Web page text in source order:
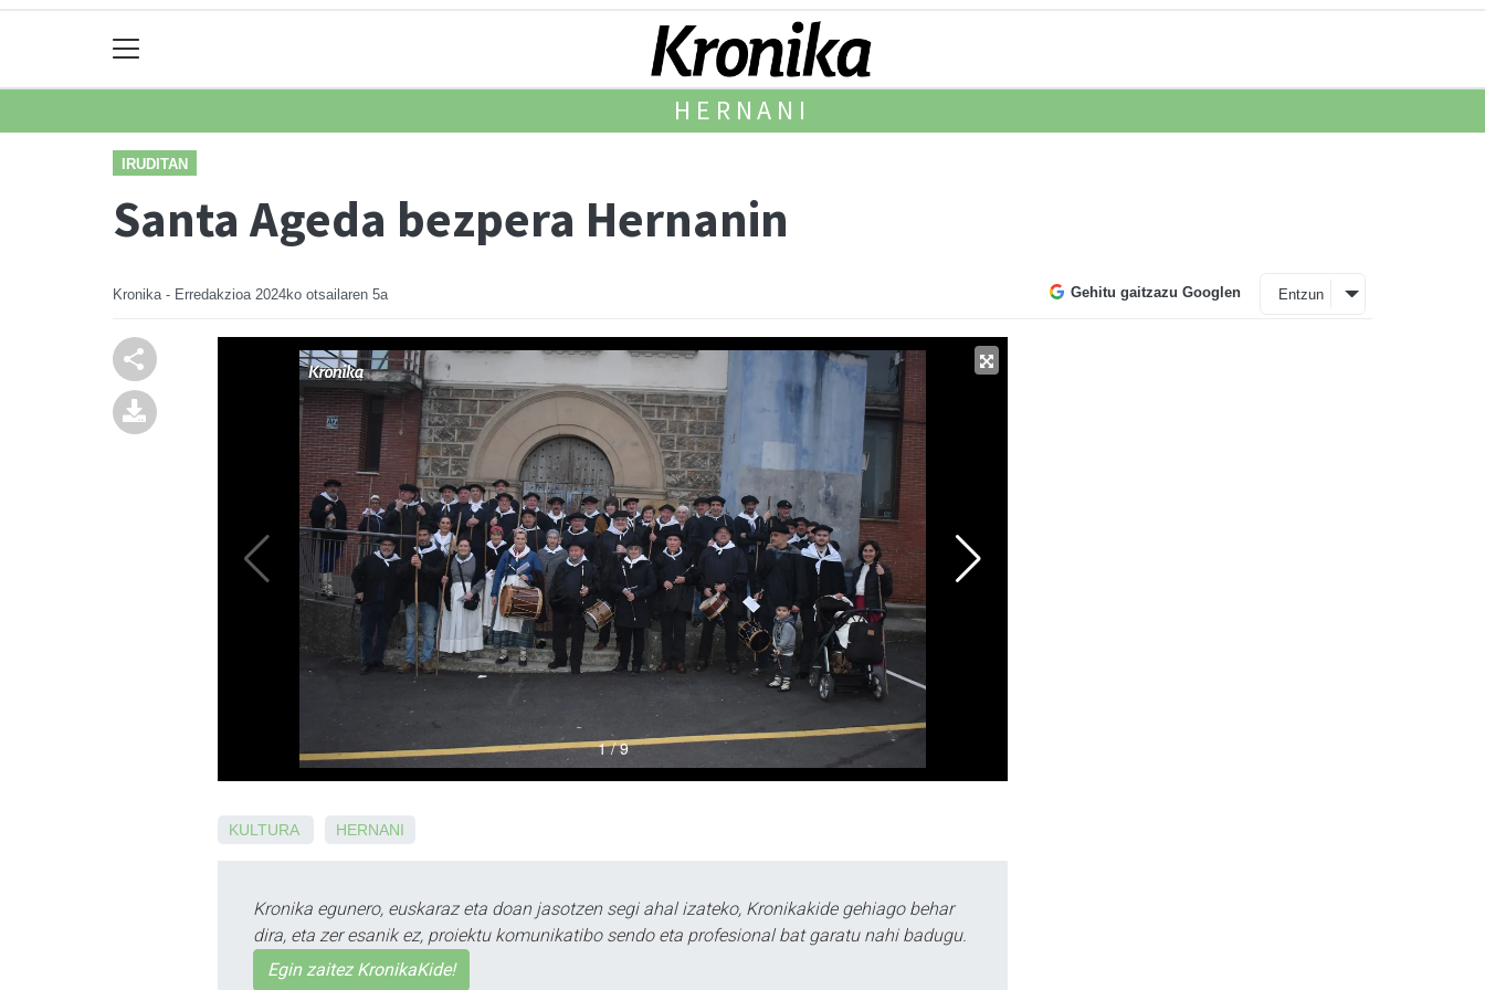
HERNANI
IRUDITAN
Santa Ageda bezpera Hernanin
Kronika - Erredakzioa 2024ko otsailaren 5a Gehitu gaitzazu Googlen Entzun
KULTURA HERNANI
Kronika egunero, euskaraz eta doan jasotzen segi ahal izateko, Kronikakide gehiago behar
dira, eta zer esanik ez, proiektu komunikatibo sendo eta profesional bat garatu nahi badugu.
Egin zaitez KronikaKide!